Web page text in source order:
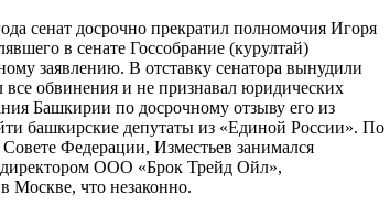
сенат досрочно прекратил полномочия Игоря
в сенате Госсобрание (курултай)
заявлению. В отставку сенатора вынудили
все обвинения и не признавал юридических
Башкирии по досрочному отзыву его из
башкирские депутаты из «Единой России». По
Федерации, Изместьев занимался
ООО «Брок Трейд Ойл»,
Москве, что незаконно.